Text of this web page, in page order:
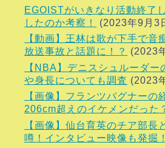
EGOISTがいきなり活動終了
したのか考察！
(2023年9月3
【動画】王林は歌が下手で音
放送事故と話題に！？
(2023
【NBA】デニスシュルーダー
や身長についても調査 (2023
【画像】フランツバグナーの
206cm超えのイケメンだった
【画像】仙台育英のチア部長
噂！インタビュー映像も発掘！